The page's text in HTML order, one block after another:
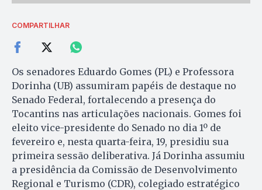
COMPARTILHAR
Os senadores Eduardo Gomes (PL) e Professora
Dorinha (UB) assumiram papéis de destaque no
Senado Federal, fortalecendo a presença do
Tocantins nas articulações nacionais. Gomes foi
eleito vice-presidente do Senado no dia 1º de
fevereiro e, nesta quarta-feira, 19, presidiu sua
primeira sessão deliberativa. Já Dorinha assumiu
a presidência da Comissão de Desenvolvimento
Regional e Turismo (CDR), colegiado estratégico